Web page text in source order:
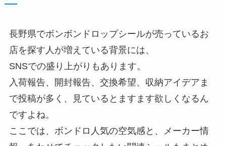
長野県でボンボンドロップシールが売っているお
店を探す人が増えている背景には、
SNSでの盛り上がりもあります。
入荷報告、開封報告、交換希望、収納アイデアま
で投稿が多く、見ているとますます欲しくなるん
ですよね。
ここでは、ボンドロ人気の空気感と、メーカー情